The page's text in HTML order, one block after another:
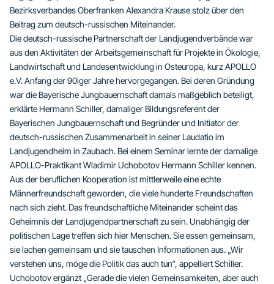
Bezirksverbandes Oberfranken Alexandra Krause stolz über den
Beitrag zum deutsch-russischen Miteinander.
Die deutsch-russische Partnerschaft der Landjugendverbände war
aus den Aktivitäten der Arbeitsgemeinschaft für Projekte in Ökologie,
Landwirtschaft und Landesentwicklung in Osteuropa, kurz APOLLO
e.V. Anfang der 90iger Jahre hervorgegangen. Bei deren Gründung
war die Bayerische Jungbauernschaft damals maßgeblich beteiligt,
erklärte Hermann Schiller, damaliger Bildungsreferent der
Bayerischen Jungbauernschaft und Begründer und Initiator der
deutsch-russischen Zusammenarbeit in seiner Laudatio im
Landjugendheim in Zaubach. Bei einem Seminar lernte der damalige
APOLLO-Praktikant Wladimir Uchobotov Hermann Schiller kennen.
Aus der beruflichen Kooperation ist mittlerweile eine echte
Männerfreundschaft geworden, die viele hunderte Freundschaften
nach sich zieht. Das freundschaftliche Miteinander scheint das
Geheimnis der Landjugendpartnerschaft zu sein. Unabhängig der
politischen Lage treffen sich hier Menschen. Sie essen gemeinsam,
sie lachen gemeinsam und sie tauschen Informationen aus. „Wir
verstehen uns, möge die Politik das auch tun“, appelliert Schiller.
Uchobotov ergänzt „Gerade die vielen Gemeinsamkeiten, aber auch